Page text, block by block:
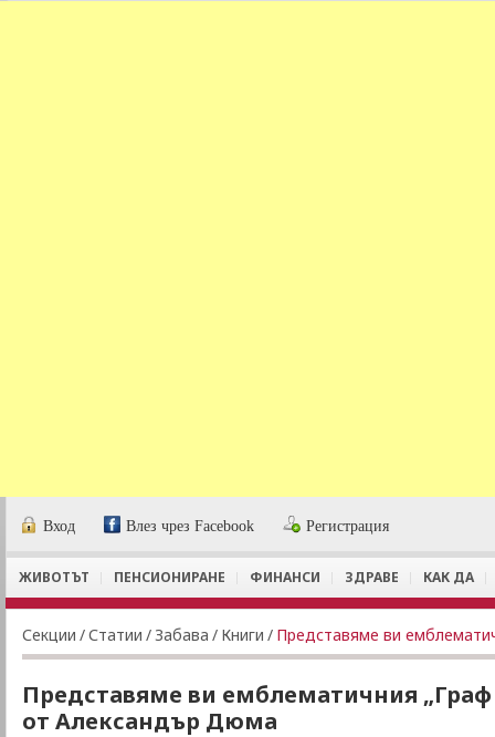
Вход Влез чрез Facebook Регистрация
ЖИВОТЪТ ПЕНСИОНИРАНЕ ФИНАНСИ ЗДРАВЕ КАК ДА
Секции /Статии / Забава / Книги /
Представяме ви емблематичния
от Александър Дюма